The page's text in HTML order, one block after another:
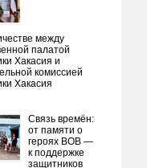
между
палатой
Хакасия и
комиссией
Хакасия
Связь времён:
от памяти о
героях ВОВ —
к поддержке
защитников